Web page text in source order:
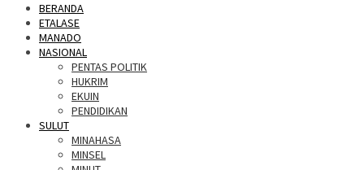
BERANDA
ETALASE
MANADO
NASIONAL
PENTAS POLITIK
HUKRIM
EKUIN
PENDIDIKAN
SULUT
MINAHASA
MINSEL